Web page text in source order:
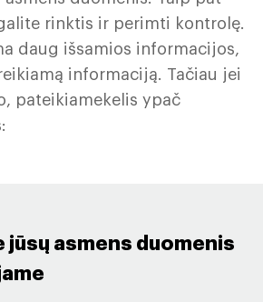
rinktis ir perimti kontrolę.
daug išsamios informacijos,
informaciją. Tačiau jei
pateikiamekelis ypač
jūsų asmens duomenis